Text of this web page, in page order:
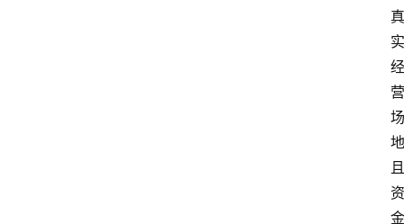
真
实
经
营
场
地
且
资
金